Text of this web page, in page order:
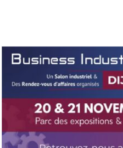
[Article de presse]
INFORMATIQUE dans